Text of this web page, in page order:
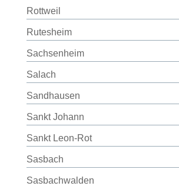
Rottweil
Rutesheim
Sachsenheim
Salach
Sandhausen
Sankt Johann
Sankt Leon-Rot
Sasbach
Sasbachwalden